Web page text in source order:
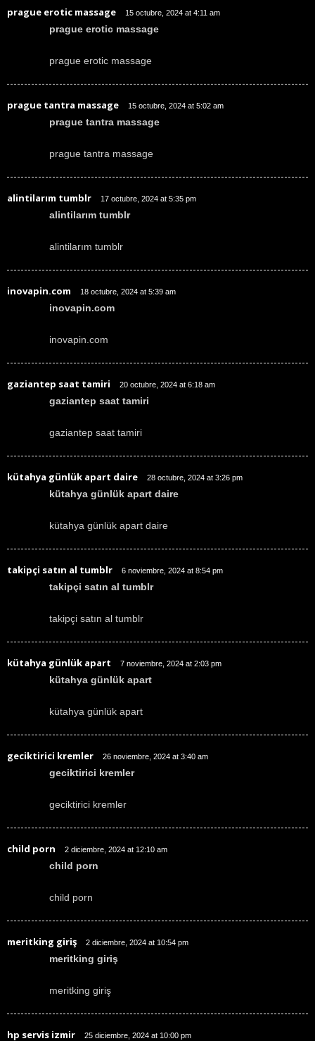
prague erotic massage 15 octubre, 2024 at 4:11 am
prague erotic massage
prague erotic massage
prague tantra massage 15 octubre, 2024 at 5:02 am
prague tantra massage
prague tantra massage
alintilarım tumblr 17 octubre, 2024 at 5:35 pm
alintilarım tumblr
alintilarım tumblr
inovapin.com 18 octubre, 2024 at 5:39 am
inovapin.com
inovapin.com
gaziantep saat tamiri 20 octubre, 2024 at 6:18 am
gaziantep saat tamiri
gaziantep saat tamiri
kütahya günlük apart daire 28 octubre, 2024 at 3:26 pm
kütahya günlük apart daire
kütahya günlük apart daire
takipçi satın al tumblr 6 noviembre, 2024 at 8:54 pm
takipçi satın al tumblr
takipçi satın al tumblr
kütahya günlük apart 7 noviembre, 2024 at 2:03 pm
kütahya günlük apart
kütahya günlük apart
geciktirici kremler 26 noviembre, 2024 at 3:40 am
geciktirici kremler
geciktirici kremler
child porn 2 diciembre, 2024 at 12:10 am
child porn
child porn
meritking giriş 2 diciembre, 2024 at 10:54 pm
meritking giriş
meritking giriş
hp servis izmir 25 diciembre, 2024 at 10:00 pm